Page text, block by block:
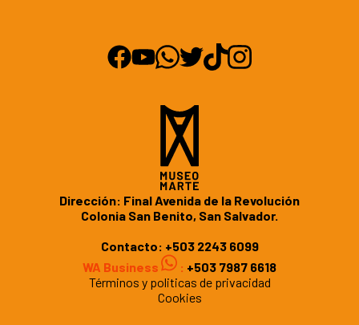
Dirección: Final Avenida de la Revolución
Colonia San Benito, San Salvador.
Contacto: +503 2243 6099
WA Business
: +503 7987 6618
Términos y politicas de privacidad
Cookies